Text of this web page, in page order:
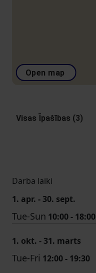
Open map
Visas Īpašības (3)
Darba laiki
1. apr. - 30. sept.
Tue-Sun 10:00 - 18:00
1. okt. - 31. marts
Tue-Fri 12:00 - 19:30